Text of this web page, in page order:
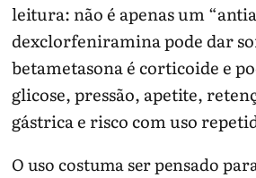
leitura: não é apenas um
dexclorfeniramina pode dar
betametasona é corticoide e
glicose, pressão, apetite,
gástrica e risco com uso
O uso costuma ser pensado